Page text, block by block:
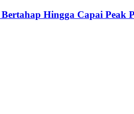
Hingga Capai